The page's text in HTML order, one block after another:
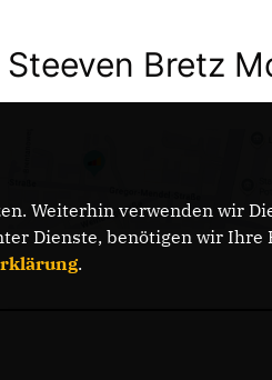
Steeven Bretz
Weiterhin verwenden wir
Dienste, benötigen wir
.